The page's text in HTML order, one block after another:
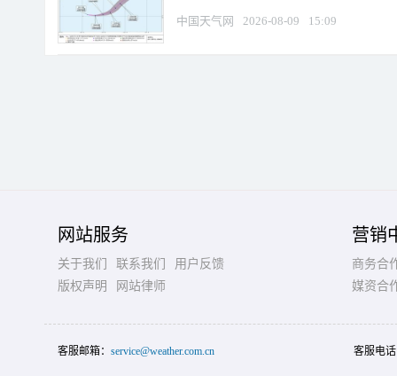
中国天气网 2026-08-09 15:09
网站服务
关于我们 联系我们
用户反馈
版权声明
网站律师
营销
商务合
媒资合
客服邮箱： service@weather.com.cn 客服电